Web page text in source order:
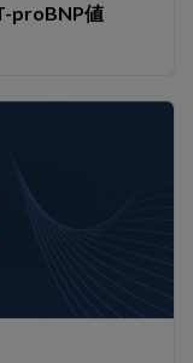
proBNP値